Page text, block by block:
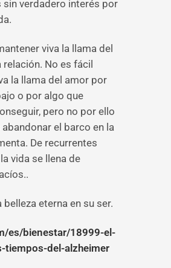
sin verdadero interés por
viva la llama del
relación. No es fácil
la llama del amor por
o por algo que
pero no por ello
el barco en la
De recurrentes
vida se llena de
belleza eterna en su ser.
es/bienestar/18999-el-
tiempos-del-alzheimer